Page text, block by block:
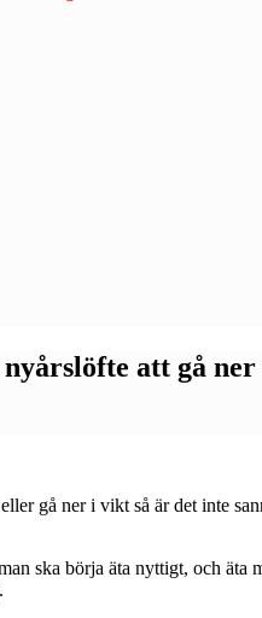
att gå
gå ner i vikt så är det inte
ska börja äta nyttigt, och